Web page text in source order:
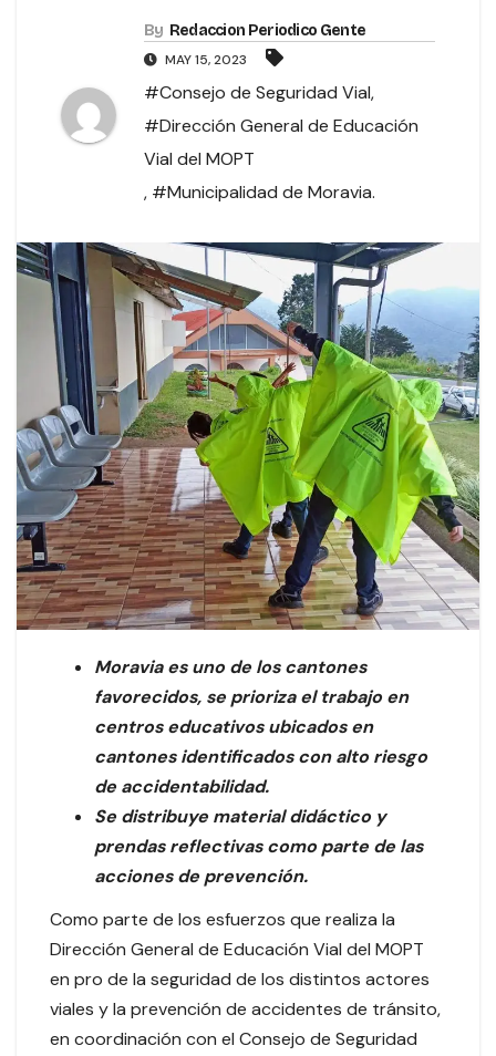
By Redaccion Periodico Gente
MAY 15, 2023
#Consejo de Seguridad Vial,
#Dirección General de Educación
Vial del MOPT
, #Municipalidad de Moravia.
Moravia es uno de los cantones
favorecidos, se prioriza el trabajo en
centros educativos ubicados en
cantones identificados con alto riesgo
de accidentabilidad.
Se distribuye material didáctico y
prendas reflectivas como parte de las
acciones de prevención.
Como parte de los esfuerzos que realiza la
Dirección General de Educación Vial del MOPT
en pro de la seguridad de los distintos actores
viales y la prevención de accidentes de tránsito,
en coordinación con el Consejo de Seguridad